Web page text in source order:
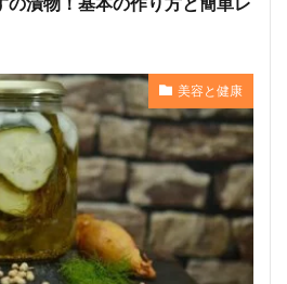
美容と健康